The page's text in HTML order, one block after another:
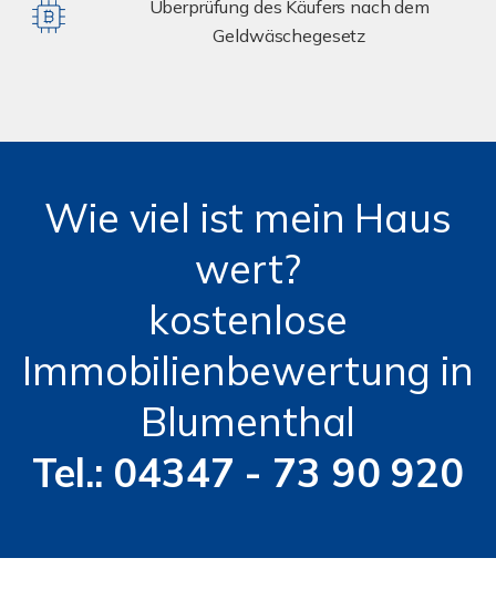
Überprüfung des Käufers nach dem
Geldwäschegesetz
Wie viel ist mein Haus
wert?
kostenlose
Immobilienbewertung in
Blumenthal
Tel.: 04347 - 73 90 920